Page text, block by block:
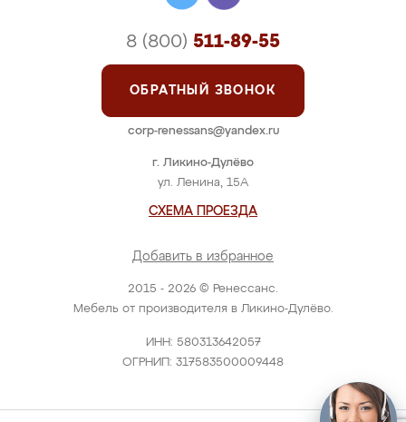
2015 - 2026 © Ренессанс.
Мебель от производителя в Ликино-Дулёво.
ИНН: 580313642057
ОГРНИП: 317583500009448
г. Ликино-Дулёво
ул. Ленина, 15А
СХЕМА ПРОЕЗДА
Добавить в избранное
8 (800) 511-89-55
ОБРАТНЫЙ ЗВОНОК
corp-renessans@yandex.ru